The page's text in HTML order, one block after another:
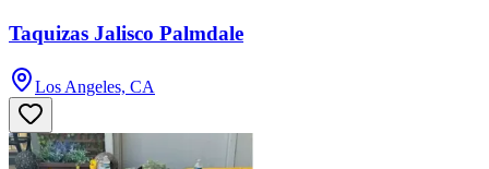
Taquizas Jalisco Palmdale
Los Angeles, CA